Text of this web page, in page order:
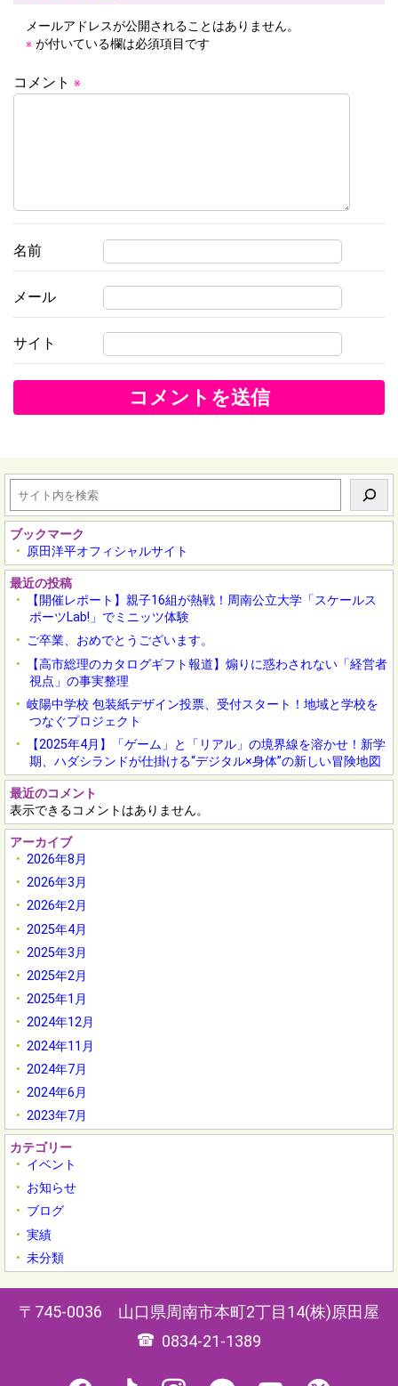
ョ
メールアドレスが公開されることはありません。
※ が付いている欄は必須項目です
コメント ※
名前
メール
サイト
ブックマーク
原田洋平オフィシャルサイト
最近の投稿
【開催レポート】親子16組が熱戦！周南公立大学「スケールス
ポーツLab!」でミニッツ体験
ご卒業、おめでとうございます。
【高市総理のカタログギフト報道】煽りに惑わされない「経営者
視点」の事実整理
岐陽中学校 包装紙デザイン投票、受付スタート！地域と学校を
つなぐプロジェクト
【2025年4月】「ゲーム」と「リアル」の境界線を溶かせ！新学
期、ハダシランドが仕掛ける“デジタル×身体”の新しい冒険地図
最近のコメント
表示できるコメントはありません。
アーカイブ
2026年8月
2026年3月
2026年2月
2025年4月
2025年3月
2025年2月
2025年1月
2024年12月
2024年11月
2024年7月
2024年6月
2023年7月
カテゴリー
イベント
お知らせ
ブログ
実績
未分類
745-0036 山口県周南市本町2丁目14(株)原田屋
0834-21-1389